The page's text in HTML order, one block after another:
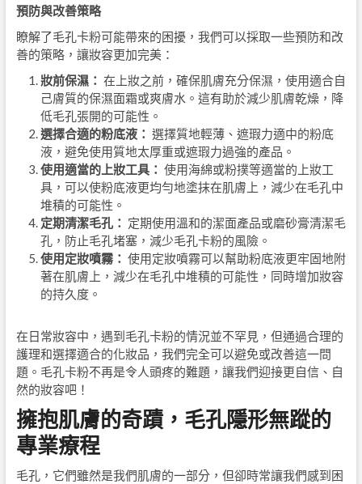
預防與改善策略
瞭解了毛孔卡粉可能帶來的困擾，我們可以採取一些預防和改
善的策略，讓妝容更加完美：
妝前保濕： 在上妝之前，確保肌膚充分保濕，使用適合自
己膚質的保濕面霜或爽膚水。這有助於減少肌膚乾燥，降
低毛孔張開的可能性。
選擇合適的粉底液： 選擇質地輕薄、遮瑕力適中的粉底
液，避免使用質地太厚重或遮瑕力過強的產品。
使用適當的上妝工具： 使用海綿或粉撲等適當的上妝工
具，可以使粉底液更均勻地塗抹在肌膚上，減少在毛孔中
堆積的可能性。
定期清潔毛孔： 定期使用溫和的潔面產品或磨砂膏清潔毛
孔，防止毛孔堵塞，減少毛孔卡粉的風險。
使用定妝噴霧： 使用定妝噴霧可以幫助粉底液更牢固地附
著在肌膚上，減少在毛孔中堆積的可能性，同時增加妝容
的持久度。
在日常妝容中，遇到毛孔卡粉的情況並不罕見，但通過合理的
護理和選擇適合的化妝品，我們完全可以避免或改善這一問
題。毛孔卡粉不再是令人頭疼的難題，讓我們迎接更自信、自
然的妝容吧！
擁抱肌膚的奇蹟，毛孔隱形無蹤的
專業療程
毛孔，它們雖然是我們肌膚的一部分，但卻時常讓我們感到困